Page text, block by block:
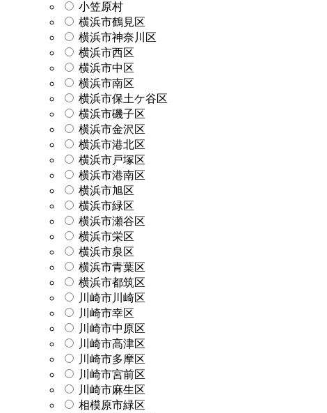
小笠原村
横浜市鶴見区
横浜市神奈川区
横浜市西区
横浜市中区
横浜市南区
横浜市保土ケ谷区
横浜市磯子区
横浜市金沢区
横浜市港北区
横浜市戸塚区
横浜市港南区
横浜市旭区
横浜市緑区
横浜市瀬谷区
横浜市栄区
横浜市泉区
横浜市青葉区
横浜市都筑区
川崎市川崎区
川崎市幸区
川崎市中原区
川崎市高津区
川崎市多摩区
川崎市宮前区
川崎市麻生区
相模原市緑区